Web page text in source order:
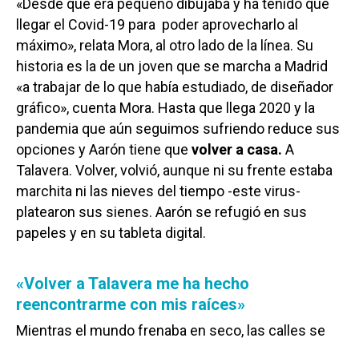
«Desde que era pequeño dibujaba y ha tenido que
llegar el Covid-19 para poder aprovecharlo al
máximo», relata Mora, al otro lado de la línea. Su
historia es la de un joven que se marcha a Madrid
«a trabajar de lo que había estudiado, de diseñador
gráfico», cuenta Mora. Hasta que llega 2020 y la
pandemia que aún seguimos sufriendo reduce sus
opciones y Aarón tiene que volver a casa. A
Talavera. Volver, volvió, aunque ni su frente estaba
marchita ni las nieves del tiempo -este virus-
platearon sus sienes. Aarón se refugió en sus
papeles y en su tableta digital.
«Volver a Talavera me ha hecho
reencontrarme con mis raíces»
Mientras el mundo frenaba en seco, las calles se